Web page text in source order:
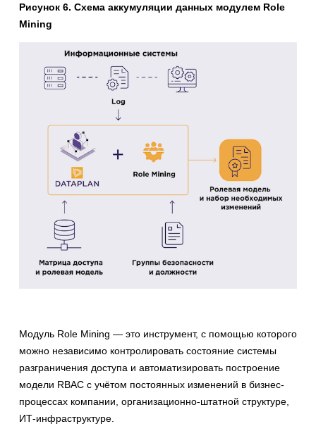
Рисунок 6. Схема аккумуляции данных модулем Role
Mining
Модуль Role Mining — это инструмент, с помощью которого
можно независимо контролировать состояние системы
разграничения доступа и автоматизировать построение
модели RBAC с учётом постоянных изменений в бизнес-
процессах компании, организационно-штатной структуре,
ИТ-инфраструктуре.